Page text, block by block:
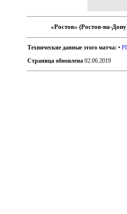
«Ростов» (Ростов-на-
Технические данные этого матча: •
Страница обновлена 02.06.2019